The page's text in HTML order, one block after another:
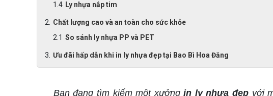
Ly nhựa nắp tim
Chất lượng cao và an toàn cho sức khỏe
So sánh ly nhựa PP và PET
Ưu đãi hấp dẫn khi in ly nhựa đẹp tại Bao Bì Hoa Đăng
Bạn đang tìm kiếm một xưởngin ly nhựa đẹpvới